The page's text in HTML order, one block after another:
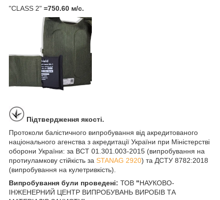
"CLASS 2" =750.60 м/с.
Підтвердження якості.
Протоколи балістичного випробування від акредитованого
національного агенства з акредитації України при Міністерстві
оборони України: за ВСТ 01.301.003-2015 (випробування на
протиуламкову стійкість за STANAG 2920) та ДСТУ 8782:2018
(випробування на кулетривкість).
Випробування були проведені: ТОВ "НАУКОВО-
ІНЖЕНЕРНИЙ ЦЕНТР ВИПРОБУВАНЬ ВИРОБІВ ТА